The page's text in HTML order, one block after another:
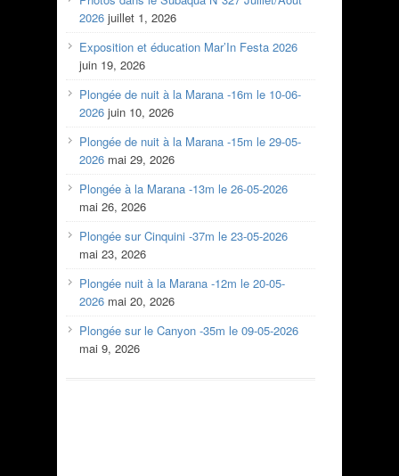
2026 juillet 1, 2026
Exposition et éducation Mar’In Festa 2026
juin 19, 2026
Plongée de nuit à la Marana -16m le 10-06-
2026 juin 10, 2026
Plongée de nuit à la Marana -15m le 29-05-
2026 mai 29, 2026
Plongée à la Marana -13m le 26-05-2026
mai 26, 2026
Plongée sur Cinquini -37m le 23-05-2026
mai 23, 2026
Plongée nuit à la Marana -12m le 20-05-
2026 mai 20, 2026
Plongée sur le Canyon -35m le 09-05-2026
mai 9, 2026